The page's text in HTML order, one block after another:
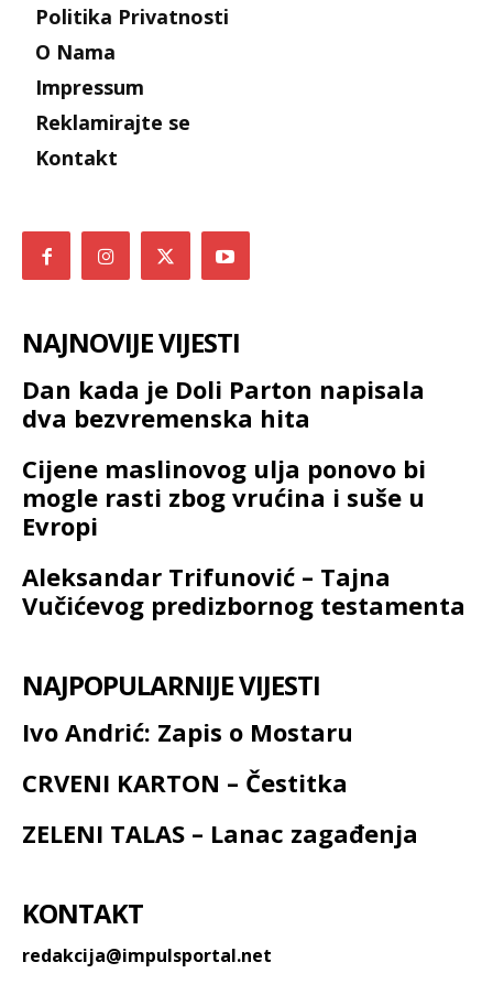
Politika Privatnosti
O Nama
Impressum
Reklamirajte se
Kontakt
NAJNOVIJE VIJESTI
Dan kada je Doli Parton napisala
dva bezvremenska hita
Cijene maslinovog ulja ponovo bi
mogle rasti zbog vrućina i suše u
Evropi
Aleksandar Trifunović – Tajna
Vučićevog predizbornog testamenta
NAJPOPULARNIJE VIJESTI
Ivo Andrić: Zapis o Mostaru
CRVENI KARTON – Čestitka
ZELENI TALAS – Lanac zagađenja
KONTAKT
redakcija@impulsportal.net